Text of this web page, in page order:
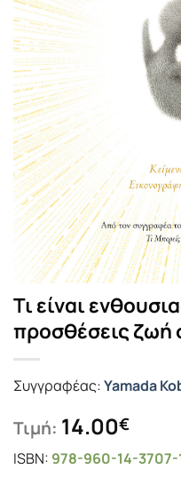
Τι είναι
προσθέσεις ζωή
Συγγραφέας:Yamada
Τιμή: 14.00€
ISBN: 978-960-14-3707-